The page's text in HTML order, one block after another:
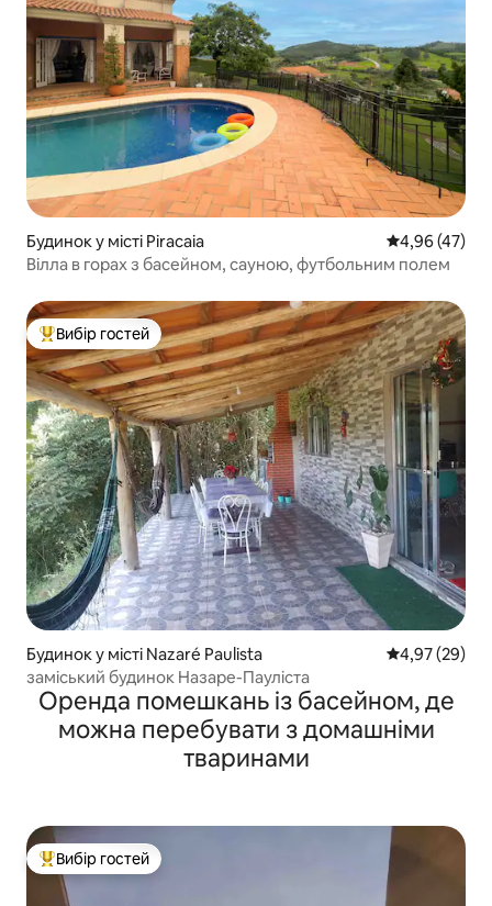
Будинок у місті Piracaia Середня
4,96 (47)
Вілла в горах з басейном, сауною, футбольним полем
Топ вибір гостей
Вибір гостей
Будинок у місті Nazaré Paulista Середня
4,97 (29)
заміський будинок Назаре-Пауліста
Оренда помешкань із басейном, де
можна перебувати з домашніми
тваринами
Топ вибір гостей
Вибір гостей